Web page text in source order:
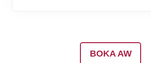
BOKA AW